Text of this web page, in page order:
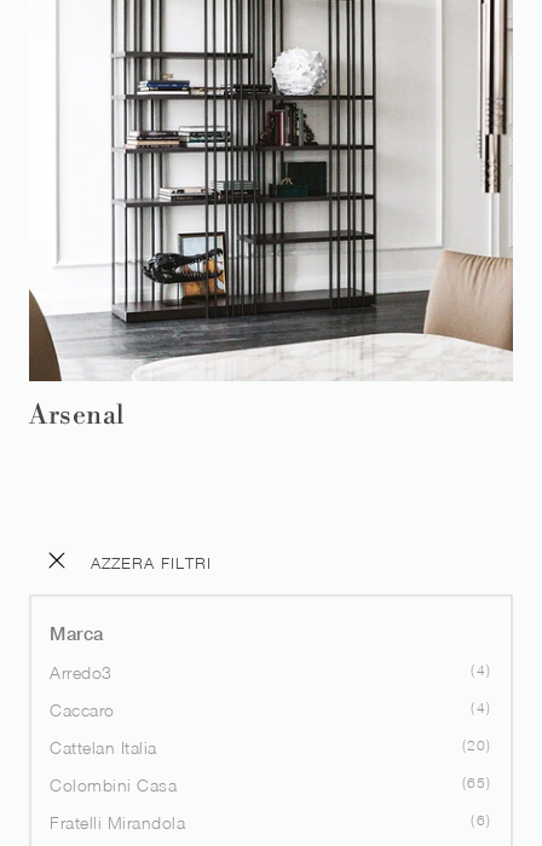
AZZERA FILTRI
Marca
Arredo3
4
Caccaro 4
Cattelan Italia 20
Colombini Casa 65
Fratelli Mirandola 6
Arsenal